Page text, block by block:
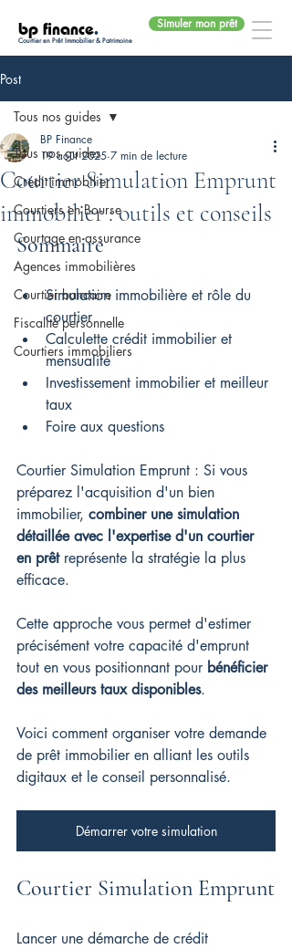
bp finance.
Courtier en Prêt Immobilier & Patrimoine
Simuler mon prêt
Post
Tous nos guides
Crédit immobilier
Courtiers en Bourse
Courtage en assurance
Agences immobilières
Courtier bancaire
Fiscalité personnelle
Courtiers immobiliers
Tous nos guides
Courtier Simulation Emprunt
immobilier : outils et conseils
BP Finance
19 août 2025 7 min de lecture
Sommaire
Simulation immobilière et rôle du
courtier
Calculette crédit immobilier et
mensualité
Investissement immobilier et meilleur
taux
Foire aux questions
Courtier Simulation Emprunt : Si vous
préparez l'acquisition d'un bien
immobilier, combiner une simulation
détaillée avec l'expertise d'un courtier
en prêt représente la stratégie la plus
efficace.
Cette approche vous permet d'estimer
précisément votre capacité d'emprunt
tout en vous positionnant pour bénéficier
des meilleurs taux disponibles.
Voici comment organiser votre demande
de prêt immobilier en alliant les outils
digitaux et le conseil personnalisé.
Démarrer votre simulation
Courtier Simulation Emprunt
Lancer une démarche de crédit